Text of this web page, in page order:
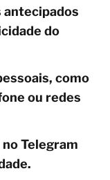
antecipados
do
como
ou redes
Telegram